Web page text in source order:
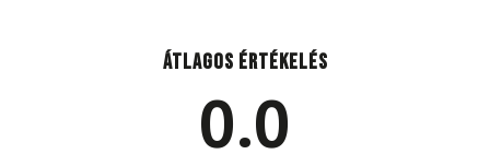
Átlagos értékelés
0.0